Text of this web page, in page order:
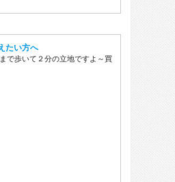
たい方へ
で歩いて２分の立地ですよ～買